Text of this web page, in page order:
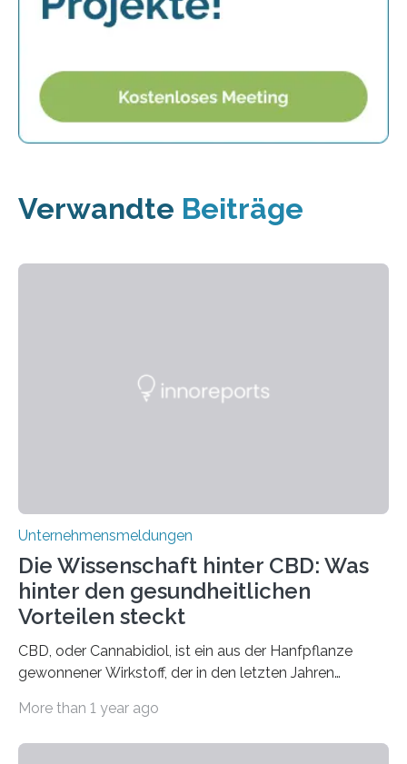
Verwandte Beiträge
Unternehmensmeldungen
Die Wissenschaft hinter CBD: Was
hinter den gesundheitlichen
Vorteilen steckt
CBD, oder Cannabidiol, ist ein aus der Hanfpflanze
gewonnener Wirkstoff, der in den letzten Jahren
psychoaktive THC (Tetrahydrocannabinol) enthält CBD
More than 1 year ago